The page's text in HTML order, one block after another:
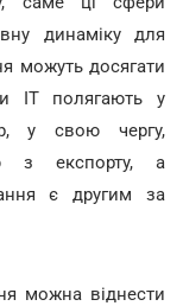
динаміку для
можуть досягати
ІТ полягають у
у свою чергу,
з експорту, а
є другим за
можна віднести